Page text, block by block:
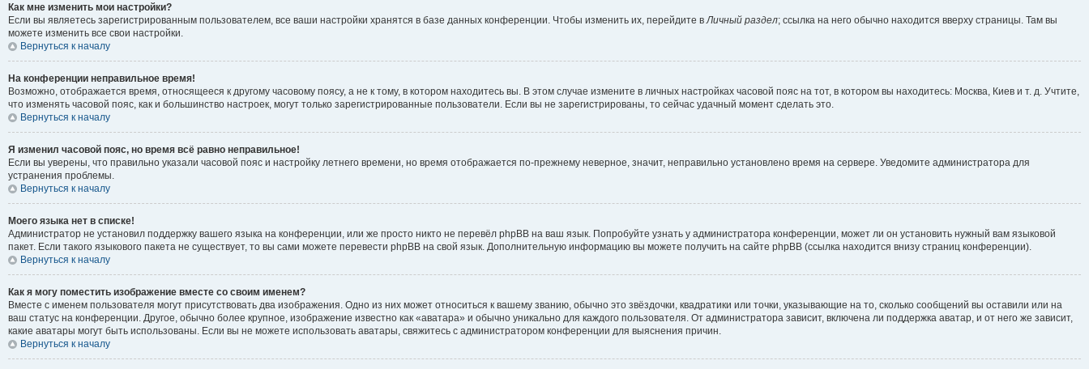
Как мне изменить мои настройки?
Если вы являетесь зарегистрированным пользователем, все ваши настройки хранятся в базе данных конференции. Чтобы изменить их, перейдите в Личный раздел; ссылка на него обычно находится вверху страницы. Там вы
можете изменить все свои настройки.
Вернуться к началу
На конференции неправильное время!
Возможно, отображается время, относящееся к другому часовому поясу, а не к тому, в котором находитесь вы. В этом случае измените в личных настройках часовой пояс на тот, в котором вы находитесь: Москва, Киев и т. д. Учтите,
что изменять часовой пояс, как и большинство настроек, могут только зарегистрированные пользователи. Если вы не зарегистрированы, то сейчас удачный момент сделать это.
Вернуться к началу
Я изменил часовой пояс, но время всё равно неправильное!
Если вы уверены, что правильно указали часовой пояс и настройку летнего времени, но время отображается по-прежнему неверное, значит, неправильно установлено время на сервере. Уведомите администратора для
устранения проблемы.
Вернуться к началу
Моего языка нет в списке!
Администратор не установил поддержку вашего языка на конференции, или же просто никто не перевёл phpBB на ваш язык. Попробуйте узнать у администратора конференции, может ли он установить нужный вам языковой
пакет. Если такого языкового пакета не существует, то вы сами можете перевести phpBB на свой язык. Дополнительную информацию вы можете получить на сайте phpBB (ссылка находится внизу страниц конференции).
Вернуться к началу
Как я могу поместить изображение вместе со своим именем?
Вместе с именем пользователя могут присутствовать два изображения. Одно из них может относиться к вашему званию, обычно это звёздочки, квадратики или точки, указывающие на то, сколько сообщений вы оставили или на
ваш статус на конференции. Другое, обычно более крупное, изображение известно как «аватара» и обычно уникально для каждого пользователя. От администратора зависит, включена ли поддержка аватар, и от него же зависит,
какие аватары могут быть использованы. Если вы не можете использовать аватары, свяжитесь с администратором конференции для выяснения причин.
Вернуться к началу